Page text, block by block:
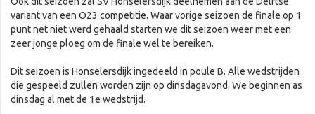
variant van een O23 competitie. Waar vorige seizoen de finale op 1
punt net niet werd gehaald starten we dit seizoen weer met een
zeer jonge ploeg om de finale wel te bereiken.
Dit seizoen is Honselersdijk ingedeeld in poule B. Alle wedstrijden
die gespeeld zullen worden zijn op dinsdagavond. We beginnen as
dinsdag al met de 1e wedstrijd.